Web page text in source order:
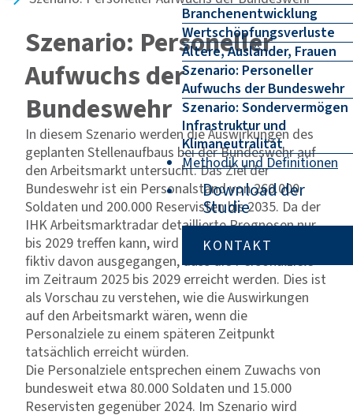
Branchenentwicklung
Wertschöpfungsverluste
Ältere, Ausländer, Frauen
Szenario: Personeller
Aufwuchs der Bundeswehr
Szenario: Sondervermögen
Infrastruktur und
Klimaneutralität
Methodik und Definitionen
Download der
Studie
KONTAKT
Szenario: Personeller
Aufwuchs der
Bundeswehr
In diesem Szenario werden die Auswirkungen des
geplanten Stellenaufbaus bei der Bundeswehr auf
den Arbeitsmarkt untersucht. Das Ziel der
Bundeswehr ist ein Personalstand von 260.000
Soldaten und 200.000 Reservisten bis 2035. Da der
IHK Arbeitsmarktradar detaillierte Prognosen nur
bis 2029 treffen kann, wird in der Modellrechnung
fiktiv davon ausgegangen, dass die Personalziele
im Zeitraum 2025 bis 2029 erreicht werden. Dies ist
als Vorschau zu verstehen, wie die Auswirkungen
auf den Arbeitsmarkt wären, wenn die
Personalziele zu einem späteren Zeitpunkt
tatsächlich erreicht würden.
Die Personalziele entsprechen einem Zuwachs von
bundesweit etwa 80.000 Soldaten und 15.000
Reservisten gegenüber 2024. Im Szenario wird